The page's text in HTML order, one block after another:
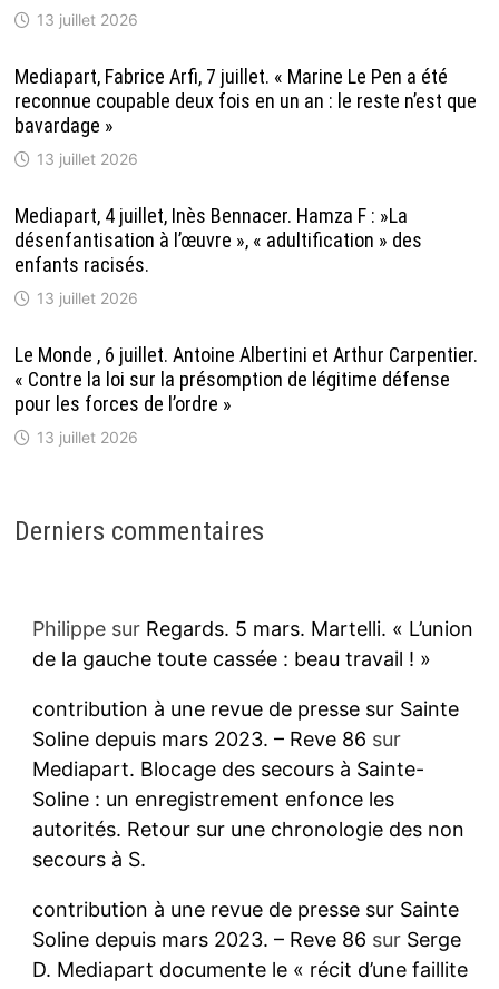
13 juillet 2026
Mediapart, Fabrice Arfi, 7 juillet. « Marine Le Pen a été
reconnue coupable deux fois en un an : le reste n’est que
bavardage »
13 juillet 2026
Mediapart, 4 juillet, Inès Bennacer. Hamza F : »La
désenfantisation à l’œuvre », « adultification » des
enfants racisés.
13 juillet 2026
Le Monde , 6 juillet. Antoine Albertini et Arthur Carpentier.
« Contre la loi sur la présomption de légitime défense
pour les forces de l’ordre »
13 juillet 2026
Derniers commentaires
Philippesur Regards. 5 mars. Martelli. « L’union
de la gauche toute cassée : beau travail ! »
contribution à une revue de presse sur Sainte
Soline depuis mars 2023. – Reve 86 sur
Mediapart. Blocage des secours à Sainte-
Soline : un enregistrement enfonce les
autorités. Retour sur une chronologie des non
secours à S.
contribution à une revue de presse sur Sainte
Soline depuis mars 2023. – Reve 86 sur Serge
D. Mediapart documente le « récit d’une faillite